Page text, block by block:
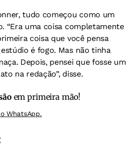
tudo começou como um
“Era uma coisa completamente
coisa que você pensa
é fogo. Mas não tinha
Depois, pensei que fosse um
na redação”, disse.
em primeira mão!
WhatsApp.